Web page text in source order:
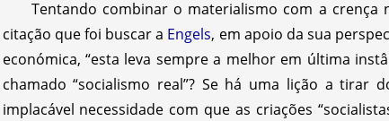
Tentando combinar o materialismo com a crença
citação que foi buscar a Engels, em apoio da sua
económica, “esta leva sempre a melhor em última
chamado “socialismo real”? Se há uma lição a tirar
implacável necessidade com que as criações